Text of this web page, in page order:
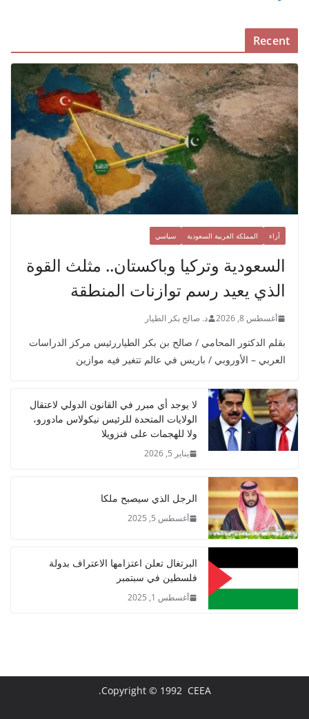
Recent
آراء المملكة العربية السعودية سياسي
السعودية وتركيا وباكستان.. مثلث القوة
الذي يعيد رسم توازنات المنطقة
أغسطس 8, 2026 د. صالح بكر الطيار
بقلم الدكتور المحامي / صالح بن بكر الطياررئيس مركز الدراسات
العربي – الأوروبي / باريس في عالم تتغير فيه موازين
لا يوجد أي مبرر في القانون الدولي لاعتقال
الولايات المتحدة للرئيس نيكولاس مادورو،
ولا للهجمات على فنزويلا
يناير 5, 2026
الرجل الذي سيصبح ملكا
أغسطس 5, 2025
البرتغال تعلن اعتزامها الاعتراف بدولة
فلسطين في سبتمبر
أغسطس 1, 2025
Copyright © 1992 CEEA.